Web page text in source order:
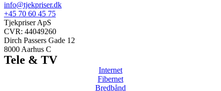
info@tjekpriser.dk
+45 70 60 45 75
Tjekpriser ApS
CVR: 44049260
Dirch Passers Gade 12
8000 Aarhus C
Tele & TV
Internet
Fibernet
Bredbånd